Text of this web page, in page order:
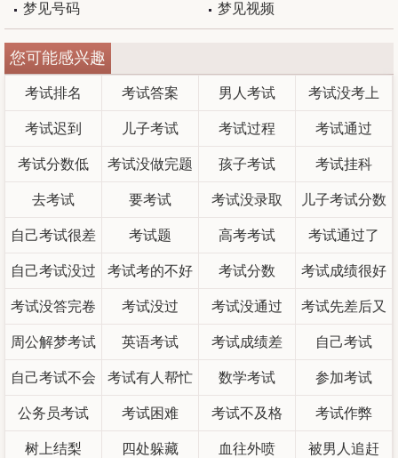
梦见号码 梦见视频
您可能感兴趣
考试排名 考试答案 男人考试 考试没考上
考试迟到 儿子考试 考试过程 考试通过
考试分数低 考试没做完题 孩子考试 考试挂科
去考试 要考试 考试没录取 儿子考试分数
自己考试很差 考试题 高考考试 考试通过了
自己考试没过 考试考的不好 考试分数 考试成绩很好
考试没答完卷
子
考试没过 考试没通过 考试先差后又
好
周公解梦考试
不会做题
英语考试 考试成绩差 自己考试
自己考试不会 考试有人帮忙 数学考试 参加考试
公务员考试 考试困难 考试不及格 考试作弊
树上结梨 四处躲藏 血往外喷 被男人追赶